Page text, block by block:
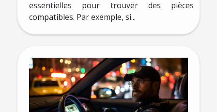
essentielles pour trouver des pièces
compatibles. Par exemple, si...